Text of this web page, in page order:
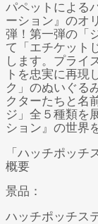
パペットによる
ーション』のオ
弾！第一弾の「
て「エチケット
します。プライ
トを忠実に再現
ク」のぬいぐる
クターたちと名
ジ」全５種類を
ション』の世界
「ハッチポッ
概要
景品：
ハッチポッチス